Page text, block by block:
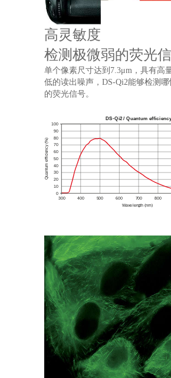
高灵敏度
检测极微弱的荧光
单个像素尺寸达到7.3μm，具有高
低的读出噪声，DS-Qi2能够检测
的荧光信号。